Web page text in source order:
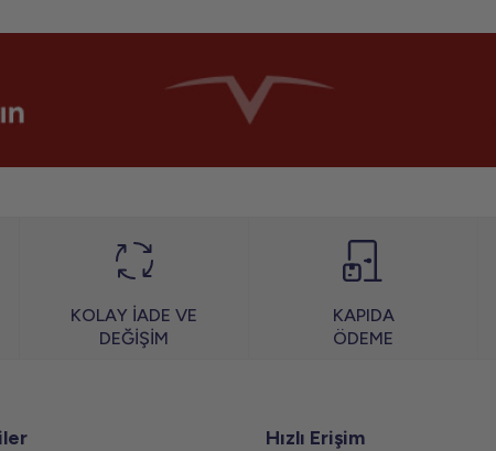
KOLAY İADE VE
DEĞİŞİM
KAPIDA
ÖDEME
Hızlı Erişim